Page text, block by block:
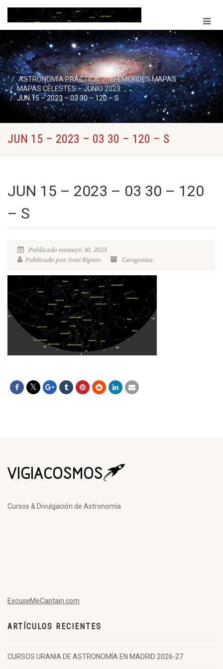
ASTRONOMÍA PRÁCTICA
EFEMERIDES MAPAS
MAPAS CELESTES – JUNIO 2023
JUN 15 – 2023 – 03 30 – 120 – S
JUN 15 – 2023 – 03 30 – 120 – S
JUN 15 – 2023 – 03 30 – 120
– S
Publicado enmayo 30, 2023
Publicado por: José Ripero
Categorías:
Cursos & Divulgación de Astronomía
ExcuseMeCaptain.com
ARTÍCULOS RECIENTES
CURSOS URANIA DE ASTRONOMÍA EN MADRID 2026-27